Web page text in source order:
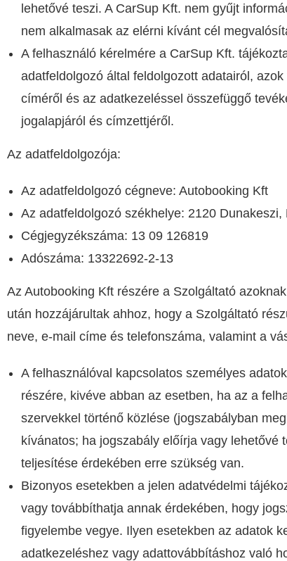
lehetővé teszi. A CarSup Kft. nem gyűjt
nem alkalmasak az elérni kívánt cél
A felhasználó kérelmére a CarSup Kft.
adatfeldolgozó által feldolgozott adatairól,
címéről és az adatkezeléssel összefüggő
jogalapjáról és címzettjéről.
Az adatfeldolgozója:
Az adatfeldolgozó cégneve: Autobooking Kft
Az adatfeldolgozó székhelye: 2120
Cégjegyzékszáma: 13 09 126819
Adószáma: 13322692-2-13
Az Autobooking Kft részére a Szolgáltató
után hozzájárultak ahhoz, hogy a Szolgáltató
neve, e-mail címe és telefonszáma, valamint a
A felhasználóval kapcsolatos személyes
részére, kivéve abban az esetben, ha az a
szervekkel történő közlése (jogszabályban
kívánatos; ha jogszabály előírja vagy lehetővé
teljesítése érdekében erre szükség van.
Bizonyos esetekben a jelen adatvédelmi
vagy továbbíthatja annak érdekében, hogy
figyelembe vegye. Ilyen esetekben az adatok
adatkezeléshez vagy adattovábbításhoz való